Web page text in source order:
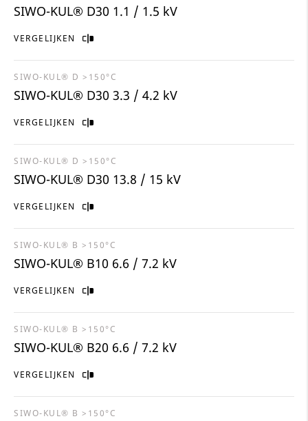
VERGELIJKEN
SIWO-KUL® D30 1.1 / 1.5 kV
VERGELIJKEN
SIWO-KUL® D >150°C
SIWO-KUL® D30 3.3 / 4.2 kV
VERGELIJKEN
SIWO-KUL® D >150°C
SIWO-KUL® D30 13.8 / 15 kV
VERGELIJKEN
SIWO-KUL® B >150°C
SIWO-KUL® B10 6.6 / 7.2 kV
VERGELIJKEN
SIWO-KUL® B >150°C
SIWO-KUL® B20 6.6 / 7.2 kV
SIWO-KUL® B >150°C